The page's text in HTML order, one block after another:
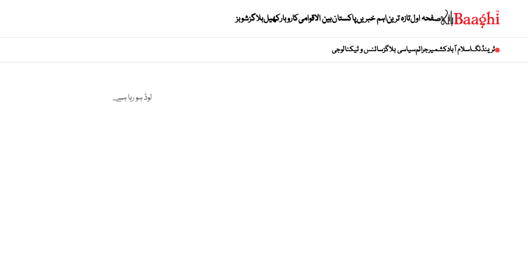
صفحہ اولتازہ تریناہم خبریںپاکستانبین الاقوامیکاروبارکھیلبلاگزشوبز
ٹرینڈنگاسلام آبادکشمیرجرائمسیاسی بلاگزسائنس و ٹیکنالوجی
لوڈ ہو رہا ہے...